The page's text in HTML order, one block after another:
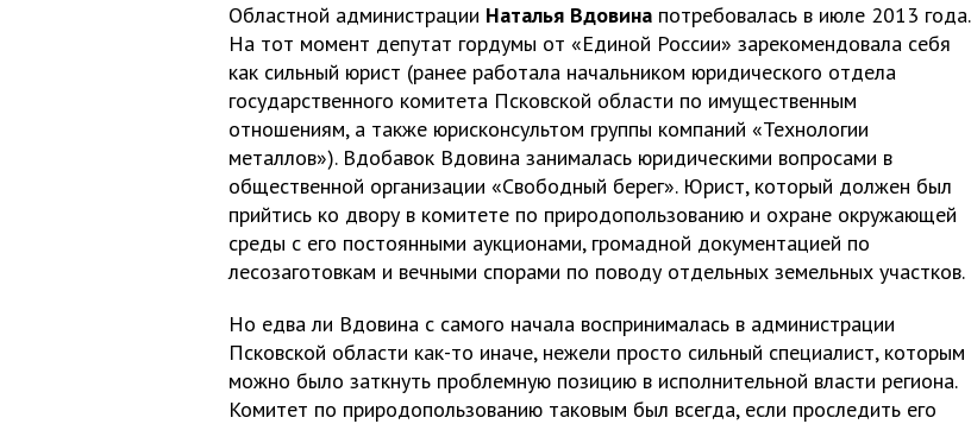
Областной администрации Наталья Вдовина потребовалась в июле 2013 года.
На тот момент депутат гордумы от «Единой России» зарекомендовала себя
как сильный юрист (ранее работала начальником юридического отдела
государственного комитета Псковской области по имущественным
отношениям, а также юрисконсультом группы компаний «Технологии
металлов»). Вдобавок Вдовина занималась юридическими вопросами в
общественной организации «Свободный берег». Юрист, который должен был
прийтись ко двору в комитете по природопользованию и охране окружающей
среды с его постоянными аукционами, громадной документацией по
лесозаготовкам и вечными спорами по поводу отдельных земельных участков.
Но едва ли Вдовина с самого начала воспринималась в администрации
Псковской области как-то иначе, нежели просто сильный специалист, которым
можно было заткнуть проблемную позицию в исполнительной власти региона.
Комитет по природопользованию таковым был всегда, если проследить его